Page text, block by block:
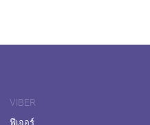
VIBER
ฟีเจอร์